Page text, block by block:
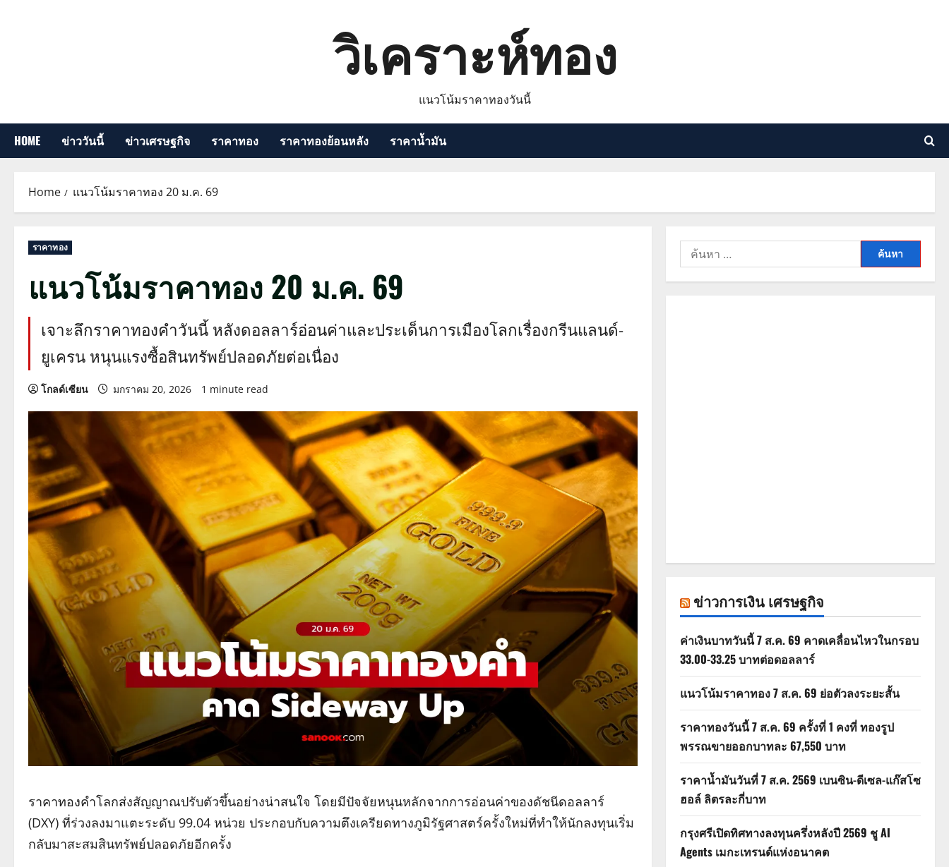
วิเคราะห์ทอง
แนวโน้มราคาทองวันนี้
HOME ข่าววันนี้ ข่าวเศรษฐกิจ ราคาทอง ราคาทองย้อนหลัง ราคาน้ำมัน
Home แนวโน้มราคาทอง 20 ม.ค. 69
ราคาทอง
แนวโน้มราคาทอง 20 ม.ค. 69
เจาะลึกราคาทองคำวันนี้ หลังดอลลาร์อ่อนค่าและประเด็นการเมืองโลกเรื่องกรีนแลนด์-
ยูเครน หนุนแรงซื้อสินทรัพย์ปลอดภัยต่อเนื่อง
โกลด์เซียน มกราคม 20, 2026 1 minute read
ราคาทองคำโลกส่งสัญญาณปรับตัวขึ้นอย่างน่าสนใจ โดยมีปัจจัยหนุนหลักจากการอ่อนค่าของดัชนีดอลลาร์
(DXY) ที่ร่วงลงมาแตะระดับ 99.04 หน่วย ประกอบกับความตึงเครียดทางภูมิรัฐศาสตร์ครั้งใหม่ที่ทำให้นักลงทุนเริ่ม
กลับมาสะสมสินทรัพย์ปลอดภัยอีกครั้ง
ค้นหา
สำหรับ:
ข่าวการเงิน เศรษฐกิจ
ค่าเงินบาทวันนี้ 7 ส.ค. 69 คาดเคลื่อนไหวในกรอบ
33.00-33.25 บาทต่อดอลลาร์
แนวโน้มราคาทอง 7 ส.ค. 69 ย่อตัวลงระยะสั้น
ราคาทองวันนี้ 7 ส.ค. 69 ครั้งที่ 1 คงที่ ทองรูป
พรรณขายออกบาทละ 67,550 บาท
ราคาน้ำมันวันที่ 7 ส.ค. 2569 เบนซิน-ดีเซล-แก๊สโซ
ฮอล์ ลิตรละกี่บาท
กรุงศรีเปิดทิศทางลงทุนครึ่งหลังปี 2569 ชู AI
Agents เมกะเทรนด์แห่งอนาคต